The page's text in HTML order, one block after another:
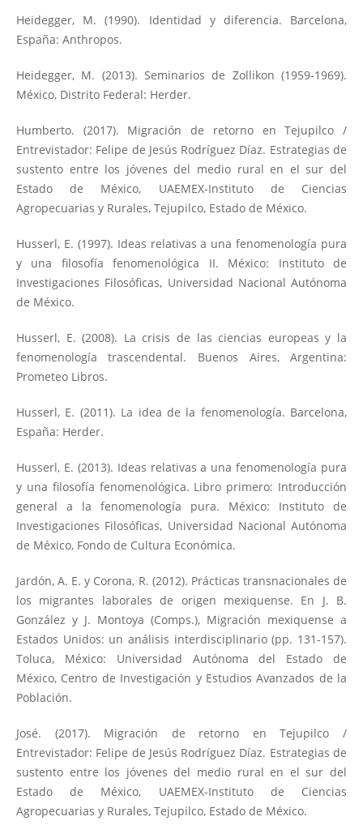
Heidegger, M. (1990). Identidad y diferencia. Barcelona,
España: Anthropos.
Heidegger, M. (2013). Seminarios de Zollikon (1959-1969).
México, Distrito Federal: Herder.
Humberto. (2017). Migración de retorno en Tejupilco /
Entrevistador: Felipe de Jesús Rodríguez Díaz. Estrategias de
sustento entre los jóvenes del medio rural en el sur del
Estado de México, UAEMEX-Instituto de Ciencias
Agropecuarias y Rurales, Tejupilco, Estado de México.
Husserl, E. (1997). Ideas relativas a una fenomenología pura
y una filosofía fenomenológica II. México: Instituto de
Investigaciones Filosóficas, Universidad Nacional Autónoma
de México.
Husserl, E. (2008). La crisis de las ciencias europeas y la
fenomenología trascendental. Buenos Aires, Argentina:
Prometeo Libros.
Husserl, E. (2011). La idea de la fenomenología. Barcelona,
España: Herder.
Husserl, E. (2013). Ideas relativas a una fenomenología pura
y una filosofía fenomenológica. Libro primero: Introducción
general a la fenomenología pura. México: Instituto de
Investigaciones Filosóficas, Universidad Nacional Autónoma
de México, Fondo de Cultura Económica.
Jardón, A. E. y Corona, R. (2012). Prácticas transnacionales de
los migrantes laborales de origen mexiquense. En J. B.
González y J. Montoya (Comps.), Migración mexiquense a
Estados Unidos: un análisis interdisciplinario (pp. 131-157).
Toluca, México: Universidad Autónoma del Estado de
México, Centro de Investigación y Estudios Avanzados de la
Población.
José. (2017). Migración de retorno en Tejupilco /
Entrevistador: Felipe de Jesús Rodríguez Díaz. Estrategias de
sustento entre los jóvenes del medio rural en el sur del
Estado de México, UAEMEX-Instituto de Ciencias
Agropecuarias y Rurales, Tejupilco, Estado de México.